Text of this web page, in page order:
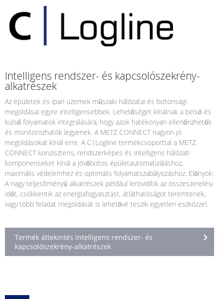
Intelligens rendszer- és kapcsolószekrény-
alkatrészek
Az épületek és ipari üzemek műszaki hálózatai és biztonsági
megoldásai egyre intelligensebbek. Lehetőséget kínálnak a belső és
külső folyamatok integrálására, hogy azok hatékonyan ellenőrizhetők
és monitorozhatók legyenek. A METZ CONNECT nagyon jó
megoldásokat kínál erre. A C|Logline termékcsoporttal a METZ
CONNECT konzisztens, rendszerképes és intelligens hálózati
komponenseket kínál a jövőbiztos épületautomatizáláshoz,
maximális védelemhez és optimális folyamatszabályozáshoz. Előnyök:
A nagy teljesítményű alkatrészek például lerövidítik az összeszerelési
időt, csökkentik az energiafogyasztást, átláthatóságot teremtenek,
vagy több feladat megoldását is lehetővé teszik egyetlen eszközzel.
Termék áttekintés intelligens rendszer- és
kapcsolószekrény-alkatrészek